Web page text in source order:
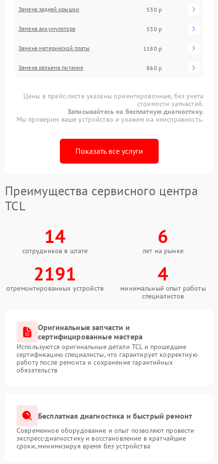
Замена задней крышки 530 р
Замена аккумулятора 530 р
Замена материнской платы 1180 р
Замена разъема питания 860 р
Цены в прайс-листе указаны ориентировочные, без учета
стоимости запчастей.
Записывайтесь на бесплатную диагностику.
Мы проверим ваше устройство и укажем на неисправность.
Показать все услуги
Преимущества сервисного центра
TCL
14
сотрудников в штате
6
лет на рынке
2191
отремонтированных устройств
4
минимальный опыт работы
специалистов
Оригинальные запчасти и
сертифицированные мастера
Используются оригинальные детали TCL и прошедшие
сертификацию специалисты, что гарантирует корректную
работу после ремонта и сохранение гарантийных
обязательств
Бесплатная диагностика и быстрый ремонт
Современное оборудование и опыт позволяют провести
экспресс-диагностику и восстановление в кратчайшие
сроки, минимизируя время без устройства